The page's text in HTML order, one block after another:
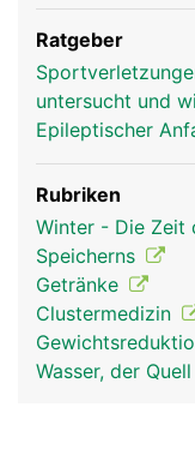
Ratgeber
untersucht und
Epileptischer
Rubriken
Winter - Die Zeit
Speicherns
Getränke
Clustermedizin
Wasser, der